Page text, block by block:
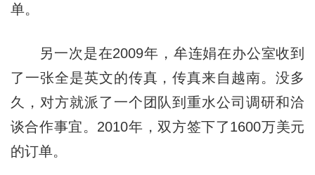
单。
另一次是在2009年，牟连娟在办公室收到
了一张全是英文的传真，传真来自越南。没多
久，对方就派了一个团队到重水公司调研和洽
谈合作事宜。2010年，双方签下了1600万美元
的订单。